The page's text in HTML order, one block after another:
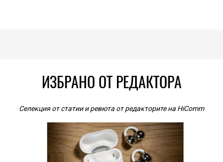
ИЗБРАНО ОТ РЕДАКТОРА
Селекция от статии и ревюта от редакторите на HiComm